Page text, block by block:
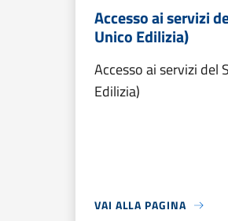
Accesso ai servizi
Unico Edilizia)
Accesso ai servizi del
Edilizia)
VAI ALLA PAGINA